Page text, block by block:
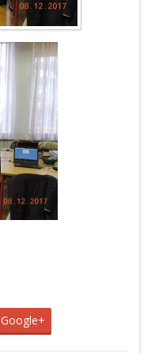
Google+